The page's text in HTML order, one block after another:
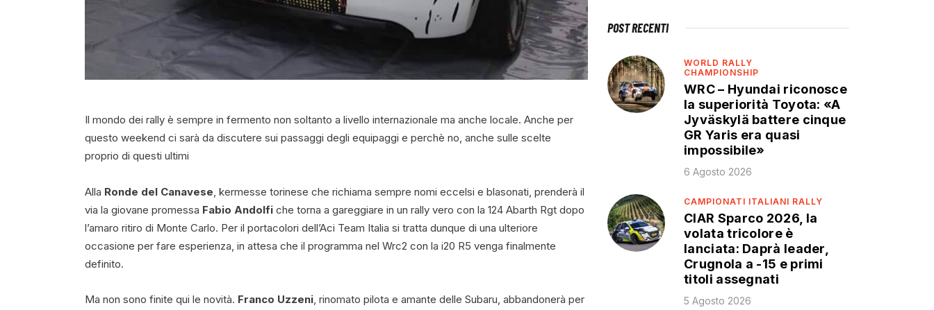
Il mondo dei rally è sempre in fermento non soltanto a livello internazionale ma anche locale. Anche per
questo weekend ci sarà da discutere sui passaggi degli equipaggi e perchè no, anche sulle scelte
proprio di questi ultimi
Alla Ronde del Canavese , kermesse torinese che richiama sempre nomi eccelsi e blasonati, prenderà il
via la giovane promessa Fabio Andolfi che torna a gareggiare in un rally vero con la 124 Abarth Rgt dopo
l’amaro ritiro di Monte Carlo. Per il portacolori dell’Aci Team Italia si tratta dunque di una ulteriore
occasione per fare esperienza, in attesa che il programma nel Wrc2 con la i20 R5 venga finalmente
definito.
Ma non sono finite qui le novità. Franco Uzzeni, rinomato pilota e amante delle Subaru, abbandonerà per
POST RECENTI
WORLD RALLY
CHAMPIONSHIP
WRC – Hyundai riconosce
la superiorità Toyota: «A
Jyväskylä battere cinque
GR Yaris era quasi
impossibile»
6 Agosto 2026
CAMPIONATI ITALIANI RALLY
CIAR Sparco 2026, la
volata tricolore è
lanciata: Daprà leader,
Crugnola a -15 e primi
titoli assegnati
5 Agosto 2026